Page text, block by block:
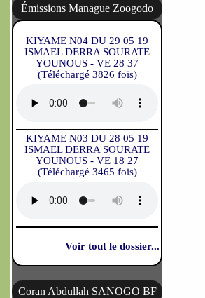
Émissions Manague Zoogodo
KIYAME N04 DU 29 05 19
ISMAEL DERRA SOURATE
YOUNOUS - VE 28 37
(Téléchargé 3826 fois)
KIYAME N03 DU 28 05 19
ISMAEL DERRA SOURATE
YOUNOUS - VE 18 27
(Téléchargé 3465 fois)
Voir tout le dossier...
Coran Abdullah SANOGO BF